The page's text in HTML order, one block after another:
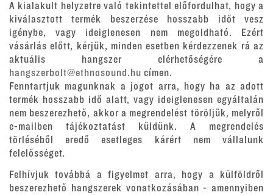
A kialakult helyzetre való tekintettel előfordulhat, hogy a
kiválasztott termék beszerzése hosszabb időt vesz
igénybe, vagy ideiglenesen nem megoldható. Ezért
vásárlás előtt, kérjük, minden esetben kérdezzenek rá az
aktuális hangszer elérhetőségére a
hangszerbolt@ethnosound.hu címen.
Fenntartjuk magunknak a jogot arra, hogy ha az adott
termék hosszabb idő alatt, vagy ideiglenesen egyáltalán
nem beszerezhető, akkor a megrendelést töröljük, melyről
e-mailben tájékoztatást küldünk. A megrendelés
törléséből eredő esetleges kárért nem vállalunk
felelősséget.
Felhívjuk továbbá a figyelmet arra, hogy a külföldről
beszerezhető hangszerek vonatkozásában - amennyiben